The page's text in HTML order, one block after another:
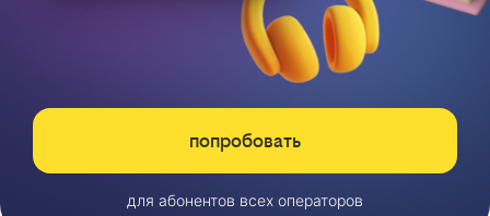
попробовать
для абонентов всех операторов